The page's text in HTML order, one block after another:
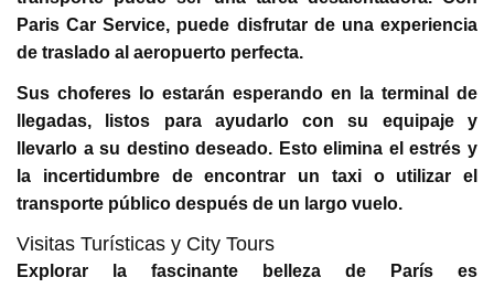
Paris Car Service, puede disfrutar de una experiencia
de traslado al aeropuerto perfecta.
Sus choferes lo estarán esperando en la terminal de
llegadas, listos para ayudarlo con su equipaje y
llevarlo a su destino deseado. Esto elimina el estrés y
la incertidumbre de encontrar un taxi o utilizar el
transporte público después de un largo vuelo.
Visitas Turísticas y City Tours
Explorar la fascinante belleza de París es